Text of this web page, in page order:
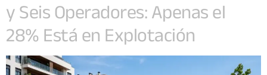
y Seis Operadores: Apenas el
28% Está en Explotación